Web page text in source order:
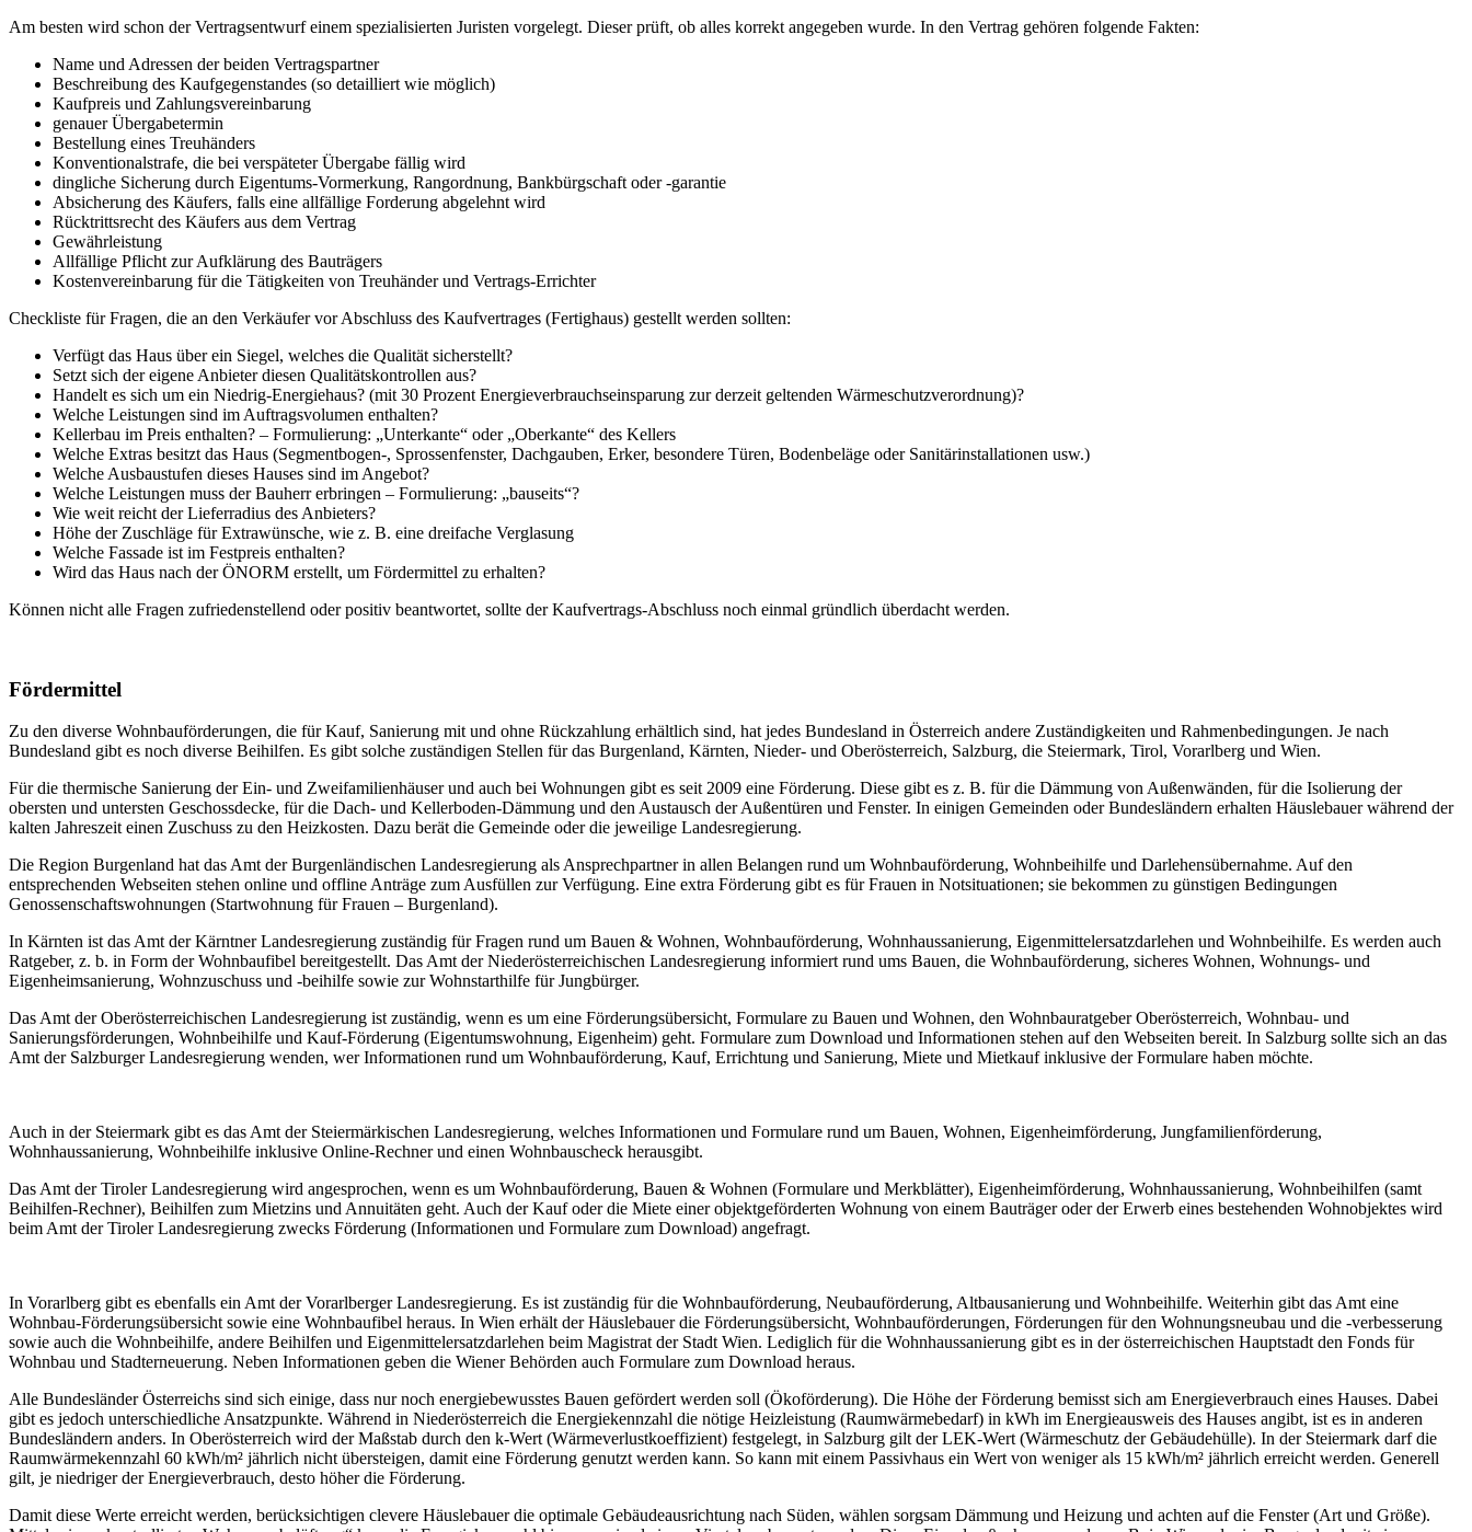
Am besten wird schon der Vertragsentwurf einem spezialisierten Juristen vorgelegt. Dieser prüft, ob alles korrekt angegeben wurde. In den Vertrag gehören folgende Fakten:
Name und Adressen der beiden Vertragspartner
Beschreibung des Kaufgegenstandes (so detailliert wie möglich)
Kaufpreis und Zahlungsvereinbarung
genauer Übergabetermin
Bestellung eines Treuhänders
Konventionalstrafe, die bei verspäteter Übergabe fällig wird
dingliche Sicherung durch Eigentums-Vormerkung, Rangordnung, Bankbürgschaft oder -garantie
Absicherung des Käufers, falls eine allfällige Forderung abgelehnt wird
Rücktrittsrecht des Käufers aus dem Vertrag
Gewährleistung
Allfällige Pflicht zur Aufklärung des Bauträgers
Kostenvereinbarung für die Tätigkeiten von Treuhänder und Vertrags-Errichter
Checkliste für Fragen, die an den Verkäufer vor Abschluss des Kaufvertrages (Fertighaus) gestellt werden sollten:
Verfügt das Haus über ein Siegel, welches die Qualität sicherstellt?
Setzt sich der eigene Anbieter diesen Qualitätskontrollen aus?
Handelt es sich um ein Niedrig-Energiehaus? (mit 30 Prozent Energieverbrauchseinsparung zur derzeit geltenden Wärmeschutzverordnung)?
Welche Leistungen sind im Auftragsvolumen enthalten?
Kellerbau im Preis enthalten? – Formulierung: „Unterkante“ oder „Oberkante“ des Kellers
Welche Extras besitzt das Haus (Segmentbogen-, Sprossenfenster, Dachgauben, Erker, besondere Türen, Bodenbeläge oder Sanitärinstallationen usw.)
Welche Ausbaustufen dieses Hauses sind im Angebot?
Welche Leistungen muss der Bauherr erbringen – Formulierung: „bauseits“?
Wie weit reicht der Lieferradius des Anbieters?
Höhe der Zuschläge für Extrawünsche, wie z. B. eine dreifache Verglasung
Welche Fassade ist im Festpreis enthalten?
Wird das Haus nach der ÖNORM erstellt, um Fördermittel zu erhalten?
Können nicht alle Fragen zufriedenstellend oder positiv beantwortet, sollte der Kaufvertrags-Abschluss noch einmal gründlich überdacht werden.
Fördermittel
Zu den diverse Wohnbauförderungen, die für Kauf, Sanierung mit und ohne Rückzahlung erhältlich sind, hat jedes Bundesland in Österreich andere Zuständigkeiten und Rahmenbedingungen. Je nach
Bundesland gibt es noch diverse Beihilfen. Es gibt solche zuständigen Stellen für das Burgenland, Kärnten, Nieder- und Oberösterreich, Salzburg, die Steiermark, Tirol, Vorarlberg und Wien.
Für die thermische Sanierung der Ein- und Zweifamilienhäuser und auch bei Wohnungen gibt es seit 2009 eine Förderung. Diese gibt es z. B. für die Dämmung von Außenwänden, für die Isolierung der
obersten und untersten Geschossdecke, für die Dach- und Kellerboden-Dämmung und den Austausch der Außentüren und Fenster. In einigen Gemeinden oder Bundesländern erhalten Häuslebauer während der
kalten Jahreszeit einen Zuschuss zu den Heizkosten. Dazu berät die Gemeinde oder die jeweilige Landesregierung.
Die Region Burgenland hat das Amt der Burgenländischen Landesregierung als Ansprechpartner in allen Belangen rund um Wohnbauförderung, Wohnbeihilfe und Darlehensübernahme. Auf den
entsprechenden Webseiten stehen online und offline Anträge zum Ausfüllen zur Verfügung. Eine extra Förderung gibt es für Frauen in Notsituationen; sie bekommen zu günstigen Bedingungen
Genossenschaftswohnungen (Startwohnung für Frauen – Burgenland).
In Kärnten ist das Amt der Kärntner Landesregierung zuständig für Fragen rund um Bauen & Wohnen, Wohnbauförderung, Wohnhaussanierung, Eigenmittelersatzdarlehen und Wohnbeihilfe. Es werden auch
Ratgeber, z. b. in Form der Wohnbaufibel bereitgestellt. Das Amt der Niederösterreichischen Landesregierung informiert rund ums Bauen, die Wohnbauförderung, sicheres Wohnen, Wohnungs- und
Eigenheimsanierung, Wohnzuschuss und -beihilfe sowie zur Wohnstarthilfe für Jungbürger.
Das Amt der Oberösterreichischen Landesregierung ist zuständig, wenn es um eine Förderungsübersicht, Formulare zu Bauen und Wohnen, den Wohnbauratgeber Oberösterreich, Wohnbau- und
Sanierungsförderungen, Wohnbeihilfe und Kauf-Förderung (Eigentumswohnung, Eigenheim) geht. Formulare zum Download und Informationen stehen auf den Webseiten bereit. In Salzburg sollte sich an das
Amt der Salzburger Landesregierung wenden, wer Informationen rund um Wohnbauförderung, Kauf, Errichtung und Sanierung, Miete und Mietkauf inklusive der Formulare haben möchte.
Auch in der Steiermark gibt es das Amt der Steiermärkischen Landesregierung, welches Informationen und Formulare rund um Bauen, Wohnen, Eigenheimförderung, Jungfamilienförderung,
Wohnhaussanierung, Wohnbeihilfe inklusive Online-Rechner und einen Wohnbauscheck herausgibt.
Das Amt der Tiroler Landesregierung wird angesprochen, wenn es um Wohnbauförderung, Bauen & Wohnen (Formulare und Merkblätter), Eigenheimförderung, Wohnhaussanierung, Wohnbeihilfen (samt
Beihilfen-Rechner), Beihilfen zum Mietzins und Annuitäten geht. Auch der Kauf oder die Miete einer objektgeförderten Wohnung von einem Bauträger oder der Erwerb eines bestehenden Wohnobjektes wird
beim Amt der Tiroler Landesregierung zwecks Förderung (Informationen und Formulare zum Download) angefragt.
In Vorarlberg gibt es ebenfalls ein Amt der Vorarlberger Landesregierung. Es ist zuständig für die Wohnbauförderung, Neubauförderung, Altbausanierung und Wohnbeihilfe. Weiterhin gibt das Amt eine
Wohnbau-Förderungsübersicht sowie eine Wohnbaufibel heraus. In Wien erhält der Häuslebauer die Förderungsübersicht, Wohnbauförderungen, Förderungen für den Wohnungsneubau und die -verbesserung
sowie auch die Wohnbeihilfe, andere Beihilfen und Eigenmittelersatzdarlehen beim Magistrat der Stadt Wien. Lediglich für die Wohnhaussanierung gibt es in der österreichischen Hauptstadt den Fonds für
Wohnbau und Stadterneuerung. Neben Informationen geben die Wiener Behörden auch Formulare zum Download heraus.
Alle Bundesländer Österreichs sind sich einige, dass nur noch energiebewusstes Bauen gefördert werden soll (Ökoförderung). Die Höhe der Förderung bemisst sich am Energieverbrauch eines Hauses. Dabei
gibt es jedoch unterschiedliche Ansatzpunkte. Während in Niederösterreich die Energiekennzahl die nötige Heizleistung (Raumwärmebedarf) in kWh im Energieausweis des Hauses angibt, ist es in anderen
Bundesländern anders. In Oberösterreich wird der Maßstab durch den k-Wert (Wärmeverlustkoeffizient) festgelegt, in Salzburg gilt der LEK-Wert (Wärmeschutz der Gebäudehülle). In der Steiermark darf die
Raumwärmekennzahl 60 kWh/m² jährlich nicht übersteigen, damit eine Förderung genutzt werden kann. So kann mit einem Passivhaus ein Wert von weniger als 15 kWh/m² jährlich erreicht werden. Generell
gilt, je niedriger der Energieverbrauch, desto höher die Förderung.
Damit diese Werte erreicht werden, berücksichtigen clevere Häuslebauer die optimale Gebäudeausrichtung nach Süden, wählen sorgsam Dämmung und Heizung und achten auf die Fenster (Art und Größe).